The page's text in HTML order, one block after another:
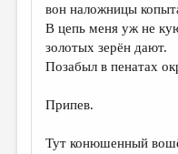
вон наложницы
В цепь меня уж не
золотых зерён дают.
Позабыл в пенатах
Припев.
Тут конюшенный